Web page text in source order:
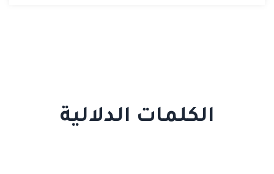
الكلمات الدلالية